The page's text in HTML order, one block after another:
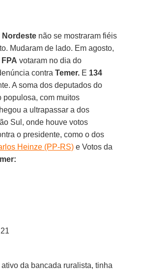
Nordeste não se mostraram fiéis
Mudaram de lado. Em agosto,
FPA votaram no dia do
contraTemer. E 134
A soma dos deputados do
populosa, com muitos
a ultrapassar a dos
Sul, onde houve votos
o presidente, como o dos
Heinze (PP-RS) e Votos da
ativo da bancada ruralista, tinha